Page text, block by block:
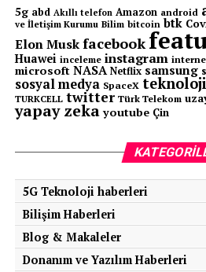
5g abd Akıllı telefon Amazon android
ve İletişim Kurumu Bilim bitcoin btk
Elon Muskfacebook
Huawei inceleme instagram
microsoft NASA Netflix samsung
sosyal medya SpaceX teknoloji
TURKCELL twitter Türk Telekom
yapay zeka youtube Çin
5G Teknoloji haberleri
Bilişim Haberleri
Blog & Makaleler
Donanım ve Yazılım Haberleri